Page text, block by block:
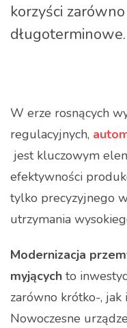
korzyści
długoterminowe.
W erze rosnących
regulacyjnych,
jest kluczowym
efektywności
tylko precyzyjnego
utrzymania
Modernizacja
myjących to
zarówno krótko-, jak
Nowoczesne